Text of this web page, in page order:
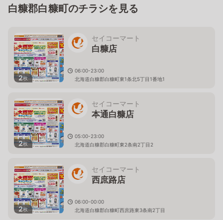
白糠郡白糠町のチラシを見る
2枚
セイコーマート
白糠店
06:00-23:00
北海道白糠郡白糠町東1条北5丁目1番地1
2枚
セイコーマート
本通白糠店
05:00-23:00
北海道白糠郡白糠町東2条南2丁目2
2枚
セイコーマート
西庶路店
06:00-00:00
北海道白糠郡白糠町西庶路東3条南2丁目